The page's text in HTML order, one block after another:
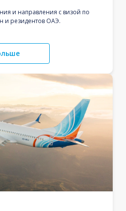
и направления с визой по
и резидентов ОАЭ.